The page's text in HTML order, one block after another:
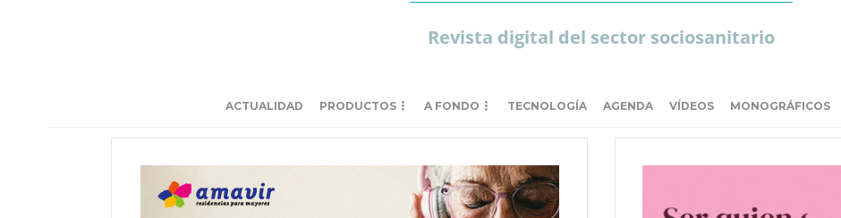
Revista digital del sector sociosanitario
ACTUALIDAD PRODUCTOS A FONDO TECNOLOGÍA AGENDA VÍDEOS MONOGRÁFICOS